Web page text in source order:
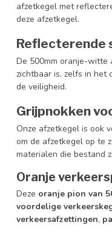
afzetkegel met
deze afzetkegel.
Reflecterende
De 500mm oranje-witte
zichtbaar is, zelfs in het
de veiligheid.
Grijpnokken
Onze afzetkegel is ook
om de afzetkegel op te
materialen die bestand
Oranje
Deze oranje pion van
voordelige
verkeersafzettingen,